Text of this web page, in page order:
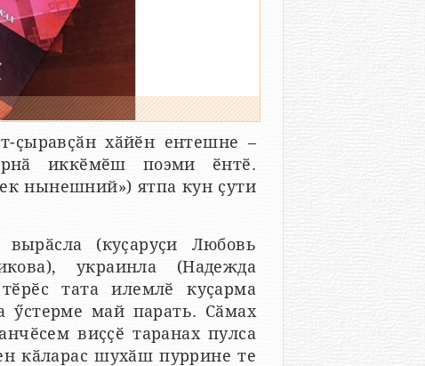
ҫыравҫӑн хӑйӗн ентешне –
иккӗмӗш поэми ӗнтӗ.
нынешний») ятпа кун ҫути
(куҫаруҫи Любовь
украинла (Надежда
тата илемлӗ куҫарма
ӳстерме май парать. Сӑмах
виҫҫӗ таранах пулса
кӑларас шухӑш пуррине те